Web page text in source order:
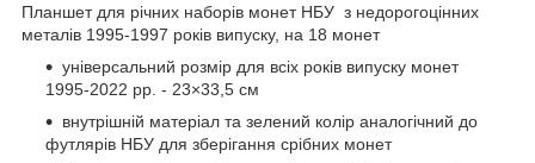
Планшет для річних наборів монет НБУ з недорогоцінних
металів 1995-1997 років випуску, на 18 монет
універсальний розмір для всіх років випуску монет
1995-2022 рр. - 23×33,5 см
внутрішній матеріал та зелений колір аналогічний до
футлярів НБУ для зберігання срібних монет